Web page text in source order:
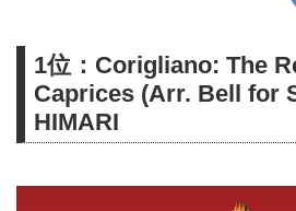
1位：Corigliano: The
Caprices (Arr. Bell for
HIMARI